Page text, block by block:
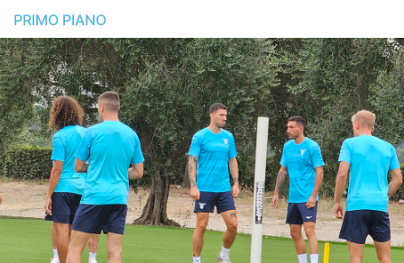
News
Editoriale
Pagelle
Settore Giovanile
Lazio Women
Calciomercato
Video
PRIMO PIANO